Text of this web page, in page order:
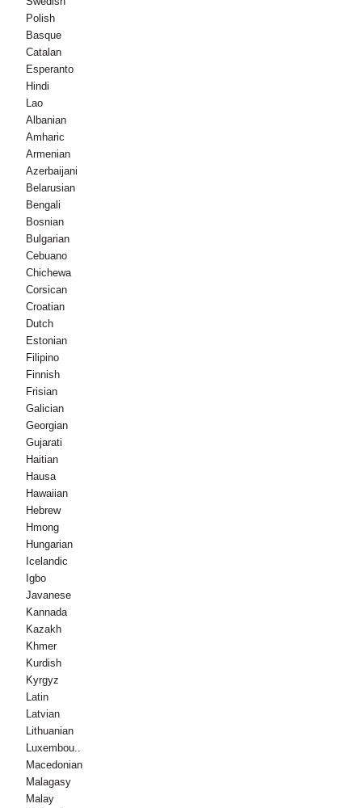
Polish
Basque
Catalan
Esperanto
Hindi
Lao
Albanian
Amharic
Armenian
Azerbaijani
Belarusian
Bengali
Bosnian
Bulgarian
Cebuano
Chichewa
Corsican
Croatian
Dutch
Estonian
Filipino
Finnish
Frisian
Galician
Georgian
Gujarati
Haitian
Hausa
Hawaiian
Hebrew
Hmong
Hungarian
Icelandic
Igbo
Javanese
Kannada
Kazakh
Khmer
Kurdish
Kyrgyz
Latin
Latvian
Lithuanian
Luxembou..
Macedonian
Malagasy
Malay